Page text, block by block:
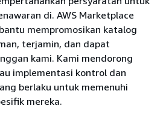
di. AWS Marketplace
mempromosikan katalog
terjamin, dan dapat
kami. Kami mendorong
implementasi kontrol dan
berlaku untuk memenuhi
mereka.